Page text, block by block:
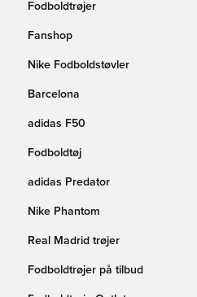
Fodboldtrøjer
Fanshop
Nike Fodboldstøvler
Barcelona
adidas F50
Fodboldtøj
adidas Predator
Nike Phantom
Real Madrid trøjer
Fodboldtrøjer på tilbud